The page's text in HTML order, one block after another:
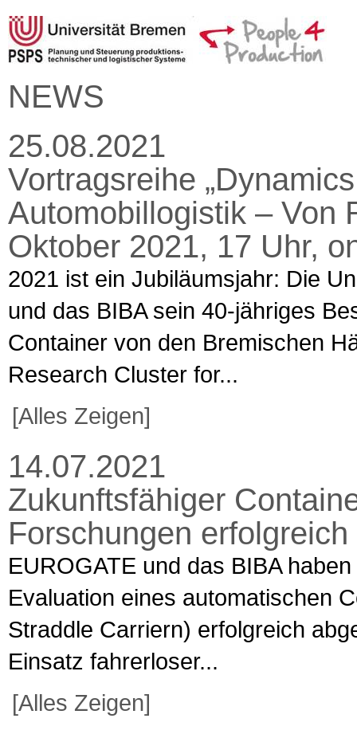
NEWS
25.08.2021
Vortragsreihe
Automobillogistik – Von
Oktober 2021, 17 Uhr,
2021 ist ein Jubiläumsjahr: Die
und das BIBA sein 40-jähriges
Container von den Bremischen
Research Cluster for...
[Alles Zeigen]
14.07.2021
Zukunftsfähiger
Forschungen
EUROGATE und das BIBA
Evaluation eines automatischen
Straddle Carriern) erfolgreich
Einsatz fahrerloser...
[Alles Zeigen]